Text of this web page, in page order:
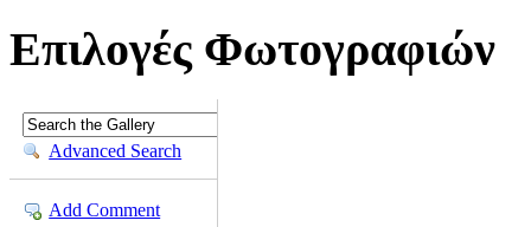
Επιλογές Φωτογραφιών
Advanced Search
Add Comment